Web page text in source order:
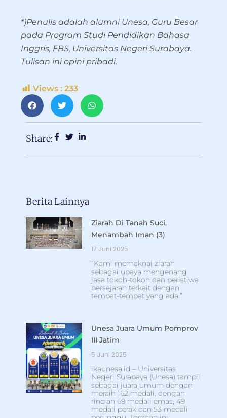
*)Penulis adalah alumni Unesa, Guru Besar
pada Program Studi Pendidikan Bahasa
Inggris, FBS, Universitas Negeri Surabaya.
Tulisan ini opini pribadi.
Views : 233
Share:
Berita Lainnya
Ziarah Di Tanah Suci,
Menambah Iman (3)
17 Juni 2025
“Kami memaknai ziarah
sebagai upaya mengenang
jasa tokoh-tokoh dan peristiwa
bersejarah terkait dengan
tempat-tempat yang ada.”
Unesa Juara Umum Pomprov
III Jatim
5 Juni 2025
ikaunesa.id – Universitas
Negeri Surabaya (Unesa) tampil
sebagai juara umum dengan
meraih 162 medali, dengan
rincian 69 medali emas, 49
medali perak dan 53 medali